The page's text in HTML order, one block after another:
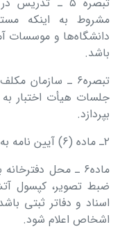
مشروط به اینکه
دانشگاه‌ها و موسسات
باشد.
تبصره۶‏‏ ـ
جلسات هیأت اختبار به
بپردازد.
۲ـ ماده (۶) آیین نامه به شرح زیر اصلاح می‌شود:
ماده۶ ـ محل
ضبط تصویر، کپسول
اسناد و دفاتر ثبتی
اشخاص اعلام شود.